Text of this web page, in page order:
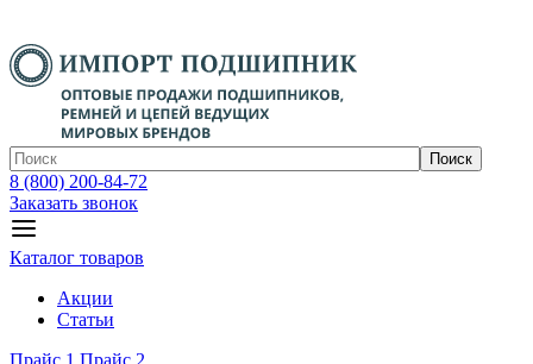
Поиск
8 (800) 200-84-72
Заказать звонок
Каталог товаров
Акции
Статьи
Прайс 1 Прайс 2